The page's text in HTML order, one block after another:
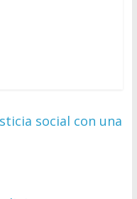
social con una